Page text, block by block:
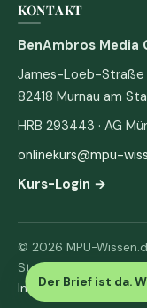
Der Brief ist da.
KONTAKT
BenAmbros Media
James-Loeb-Straße
82418 Murnau am
HRB 293443 · AG
onlinekurs@mpu-
Kurs-Login →
© 2026 MPU-
Staffelsee
Impressum·